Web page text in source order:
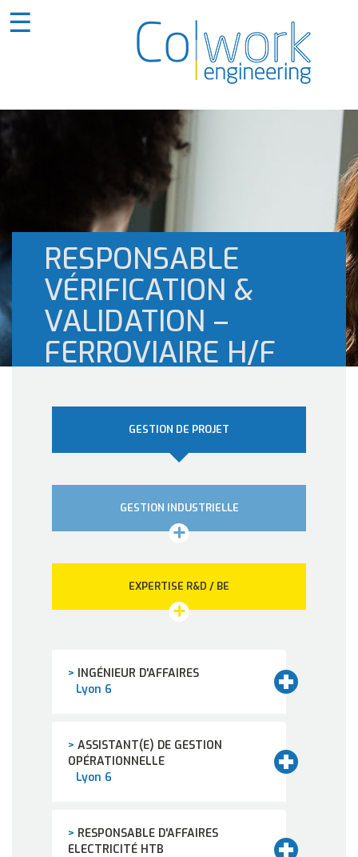
☰
RESPONSABLE
VÉRIFICATION &
VALIDATION –
FERROVIAIRE H/F
GESTION DE PROJET
GESTION INDUSTRIELLE
EXPERTISE R&D / BE
> INGÉNIEUR D'AFFAIRES
Lyon 6
> ASSISTANT(E) DE GESTION
OPÉRATIONNELLE
Lyon 6
> RESPONSABLE D'AFFAIRES
ELECTRICITÉ HTB